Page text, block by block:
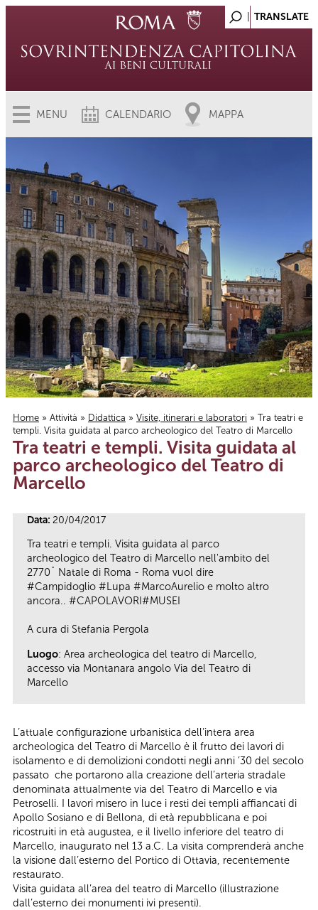
MENU CALENDARIO MAPPA
Tu sei qui
Home » Attività » Didattica » Visite, itinerari e laboratori » Tra teatri e
templi. Visita guidata al parco archeologico del Teatro di Marcello
Tra teatri e templi. Visita guidata al
parco archeologico del Teatro di
Marcello
Data: 20/04/2017
Tra teatri e templi. Visita guidata al parco
archeologico del Teatro di Marcello nell'ambito del
2770˚ Natale di Roma - Roma vuol dire
#Campidoglio #Lupa #MarcoAurelio e molto altro
ancora.. #CAPOLAVORI#MUSEI
A cura di Stefania Pergola
Luogo: Area archeologica del teatro di Marcello,
accesso via Montanara angolo Via del Teatro di
Marcello
L’attuale configurazione urbanistica dell’intera area
archeologica del Teatro di Marcello è il frutto dei lavori di
isolamento e di demolizioni condotti negli anni ’30 del secolo
passato che portarono alla creazione dell’arteria stradale
denominata attualmente via del Teatro di Marcello e via
Petroselli. I lavori misero in luce i resti dei templi affiancati di
Apollo Sosiano e di Bellona, di età repubblicana e poi
ricostruiti in età augustea, e il livello inferiore del teatro di
Marcello, inaugurato nel 13 a.C. La visita comprenderà anche
la visione dall’esterno del Portico di Ottavia, recentemente
restaurato.
Visita guidata all’area del teatro di Marcello (illustrazione
dall’esterno dei monumenti ivi presenti).